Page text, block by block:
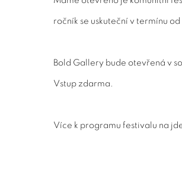
ročník se uskuteční v termínu
Bold Gallery bude otevřená v
Vstup zdarma.
Více k programu festivalu na